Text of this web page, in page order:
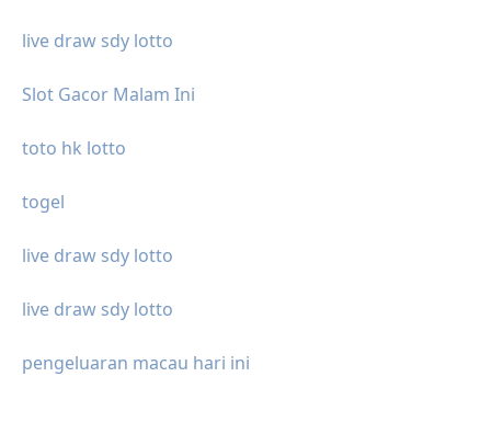
live draw sdy lotto
Slot Gacor Malam Ini
toto hk lotto
togel
live draw sdy lotto
live draw sdy lotto
pengeluaran macau hari ini